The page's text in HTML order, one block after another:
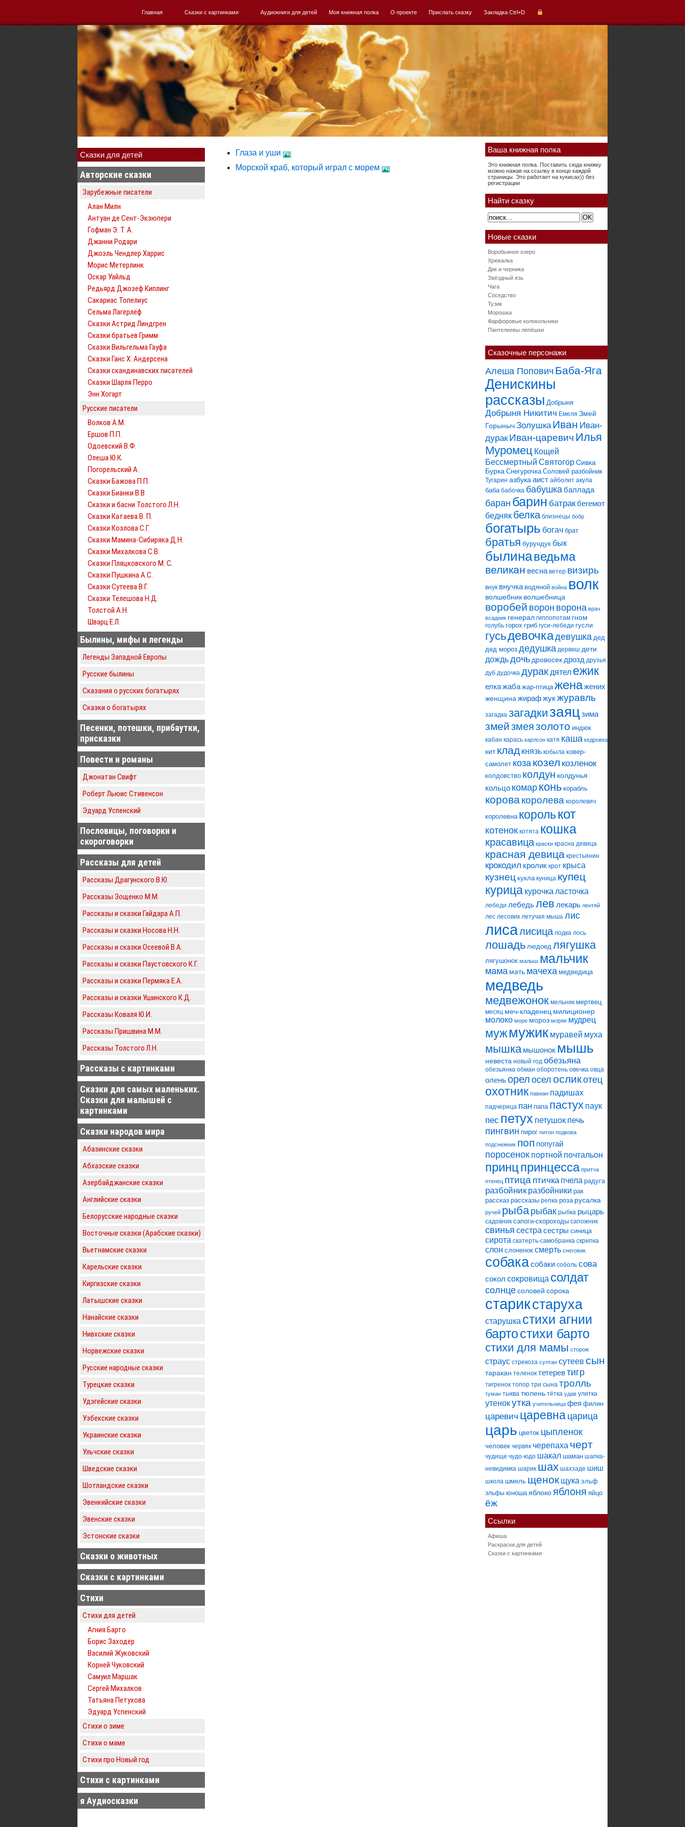
Главная Сказки с картинками Аудиокниги для детей Моя книжная полка О проекте Прислать сказку Закладка Ctrl+D
Сказки для детей
Авторские сказки
Зарубежные писатели
Алан Милн
Антуан де Сент-Экзюпери
Гофман Э. Т. А.
Джанни Родари
Джоэль Чендлер Харрис
Морис Метерлинк
Оскар Уайльд
Редьярд Джозеф Киплинг
Сакариас Топелиус
Сельма Лагерлёф
Сказки Астрид Линдгрен
Сказки братьев Гримм
Сказки Вильгельма Гауфа
Сказки Ганс Х. Андерсена
Сказки скандинавских писателей
Сказки Шарля Перро
Энн Хогарт
Русские писатели
Волков А.М.
Ершов П.П.
Одоевский В.Ф.
Олеша Ю.К.
Погорельский А.
Сказки Бажова П.П.
Сказки Бианки В.В
Сказки и басни Толстого Л.Н.
Сказки Катаева В. П.
Сказки Козлова С.Г.
Сказки Мамина-Сибиряка Д.Н.
Сказки Михалкова С.В.
Сказки Пляцковского М. С.
Сказки Пушкина А.С.
Сказки Сутеева В.Г.
Сказки Телешова Н.Д.
Толстой А.Н.
Шварц Е.Л.
Былины, мифы и легенды
Легенды Западной Европы
Русские былины
Сказания о русских богатырях
Сказки о богатырях
Песенки, потешки, прибаутки,
присказки
Повести и романы
Джонатан Свифт
Роберт Льюис Стивенсон
Эдуард Успенский
Пословицы, поговорки и
скороговорки
Рассказы для детей
Рассказы Драгунского В.Ю.
Рассказы Зощенко М.М.
Рассказы и сказки Гайдара А.П.
Рассказы и сказки Носова Н.Н.
Рассказы и сказки Осеевой В.А.
Рассказы и сказки Паустовского К.Г.
Рассказы и сказки Пермяка Е.А.
Рассказы и сказки Ушинского К.Д.
Рассказы Коваля Ю.И.
Рассказы Пришвина М.М.
Рассказы Толстого Л.Н.
Рассказы с картинками
Сказки для самых маленьких.
Сказки для малышей с
картинками
Сказки народов мира
Абазинские сказки
Абхазские сказки
Азербайджанские сказки
Английские сказки
Белорусские народные сказки
Восточные сказки (Арабские сказки)
Вьетнамские сказки
Карельские сказки
Киргизские сказки
Латышские сказки
Нанайские сказки
Нивхские сказки
Норвежские сказки
Русские народные сказки
Турецкие сказки
Удэгейские сказки
Узбекские сказки
Украинские сказки
Ульчские сказки
Шведские сказки
Шотландские сказки
Эвенкийские сказки
Эвенские сказки
Эстонские сказки
Сказки о животных
Сказки с картинками
Стихи
Стихи для детей
Агния Барто
Борис Заходер
Василий Жуковский
Корней Чуковский
Самуил Маршак
Сергей Михалков
Татьяна Петухова
Эдуард Успенский
Стихи о зиме
Стихи о маме
Стихи про Новый год
Стихи с картинками
я Аудиосказки
Глаза и уши
Морской краб, который играл с морем
Ваша книжная полка
Это книжная полка. Поставить сюда книжку
можно нажав на ссылку в конце каждой
страницы. Это работает на кукисах)) без
регистрации
Найти сказку
Новые сказки
Воробьиное озеро
Хрюкалка
Дик и черника
Звёздный язь
Чага
Соседство
Тузик
Морошка
Фарфоровые колокольчики
Пантелеевы лепёшки
Сказочные персонажи
Алеша Попович Баба-Яга
Денискины
рассказы Добрыня
Добрыня Никитич Емеля Змей
ГорынычЗолушка Иван Иван-
дурак Иван-царевич Илья
Муромец Кощей
Бессмертный СвятогорСивка
Бурка Снегурочка Соловей разбойник
Тугарин азбука аист айболит акула
баба бабочка бабушкабаллада
баран барин батракбегемот
бедняк белка близнецы бобр
богатырь богач брат
братья бурундук бык
былинаведьма
великан весна ветер визирь
внук внучка водяной война волк
волшебник волшебница
воробей ворон ворона врач
всадник генерал гиппопотам гном
голубь горох гриб гуси-лебеди гусли
гусьдевочкадевушка дед
дед мороз дедушка дервиш дети
дождьдочь дровосек дрозд друзья
дуб дудочка дурак дятел ежик
елкажаба жар-птица женажених
женщина жирафжукжуравль
загадка загадкизаяцзима
змейзмеязолото индюк
кабан карась карлсон катя каша кедровка
кит клад князь кобыла ковер-
самолет козакозел козленок
колдовство колдун колдунья
кольцо комар конь корабль
коровакоролева королевич
королевна королькот
котенок котята кошка
красавица краски красна девица
красная девица крестьянин
крокодил кролик крот крыса
кузнец кукла куница купец
курица курочка ласточка
лебеди лебедьлев лекарь лентяй
лес лесовик летучая мышь лис
лисалисица лодка лось
лошадь людоед лягушка
лягушонок малыш мальчик
мама мать мачеха медведица
медведь
медвежонок мельник мертвец
месяц меч-кладенец милиционер
молоко море мороз моряк мудрец
мужмужик муравей муха
мышка мышонок мышь
невеста новый год обезьяна
обезьянка обман оборотень овечка овца
оленьорелоселосликотец
охотник павиан падишах
падчерица пан папа пастух паук
пес петух петушок печь
пингвин пирог питон подкова
подснежник поп попугай
поросенок портной почтальон
принцпринцесса притча
птенец птица птичка пчела радуга
разбойник разбойники рак
рассказ рассказы репка роза русалка
ручей рыбарыбак рыбка рыцарь
садовник сапоги-скороходы сапожник
свинья сестра сестры синица
сирота скатерть-самобранка скрипка
слон слоненок смерть снеговик
собакасобаки соболь сова
сокол сокровища солдат
солнцесоловей сорока
старикстаруха
старушка стихи агнии
бартостихи барто
стихи для мамы сторож
страус стрекоза султан сутеев сын
таракан теленок тетеревтигр
тигренок топор три сына тролль
туман тыква тюлень тётка удав улитка
утенокутка учительница фея филин
царевич царевна царица
царь цветок цыпленок
человек червяк черепаха черт
чудище чудо-юдо шакал шаман шапка-
невидимка шарик шах шахзаде шиш
школа шмель щенок щука эльф
эльфы юноша яблоко яблоня яйцо
ёж
Ссылки
Афиша
Раскраски для детей
Сказки с картинками